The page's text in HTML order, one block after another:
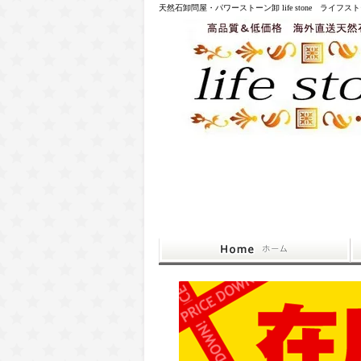
天然石卸問屋・パワーストーン卸 life stone ライフス